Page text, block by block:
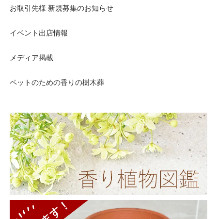
お取引先様 新規募集のお知らせ
イベント出店情報
メディア掲載
ペットのための香りの樹木葬